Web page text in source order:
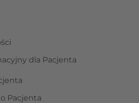
dla Pacjenta
Pacjenta